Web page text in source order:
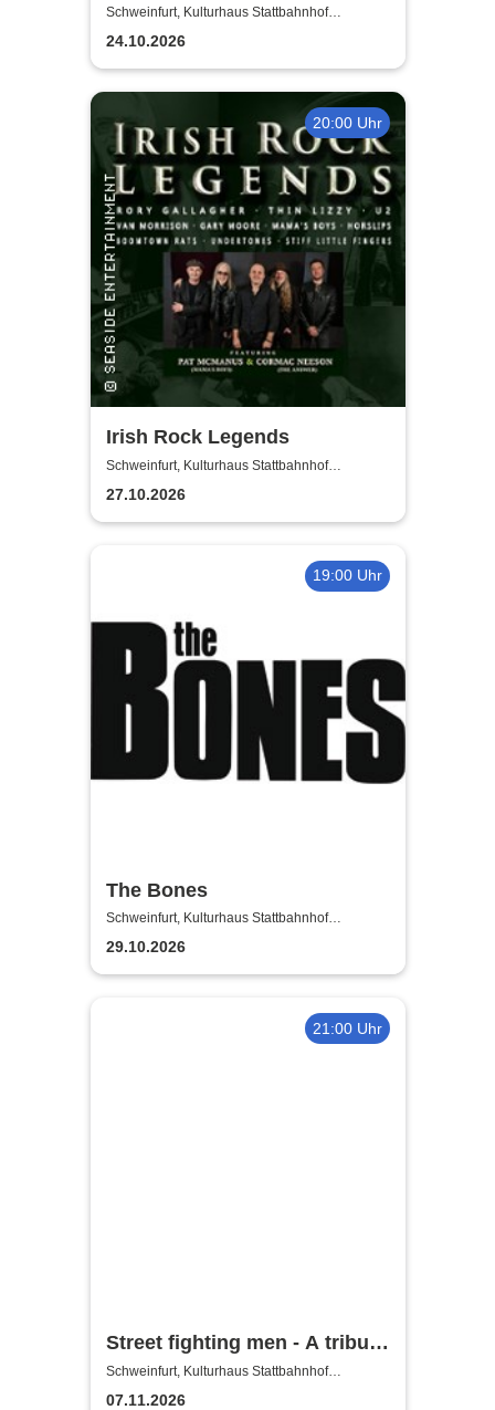
Creedence Clearwater Revival
Schweinfurt, Kulturhaus Stattbahnhof
Schweinfurt
24.10.2026
20:00 Uhr
Irish Rock Legends
Schweinfurt, Kulturhaus Stattbahnhof
Schweinfurt
27.10.2026
19:00 Uhr
The Bones
Schweinfurt, Kulturhaus Stattbahnhof
Schweinfurt
29.10.2026
21:00 Uhr
Street fighting men - A tribute
to the Rolling Stones
Schweinfurt, Kulturhaus Stattbahnhof
Schweinfurt
07.11.2026